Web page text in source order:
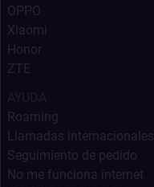
OPPO
Xiaomi
Honor
ZTE
Roaming
Llamadas internacionales
Seguimiento de pedido
No me funciona internet